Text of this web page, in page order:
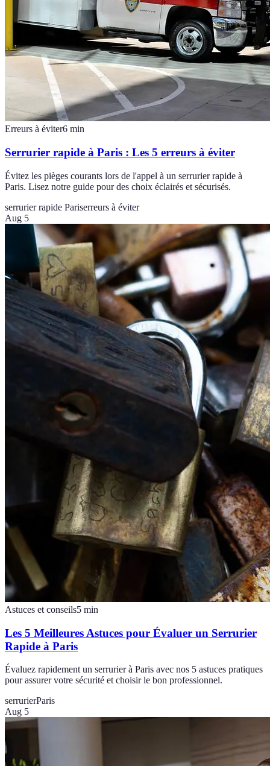
Erreurs à éviter6 min
Serrurier rapide à Paris : Les 5 erreurs à éviter
Évitez les pièges courants lors de l'appel à un serrurier rapide à
Paris. Lisez notre guide pour des choix éclairés et sécurisés.
serrurier rapide Pariserreurs à éviter
Aug 5
Astuces et conseils5 min
Les 5 Meilleures Astuces pour Évaluer un Serrurier
Rapide à Paris
Évaluez rapidement un serrurier à Paris avec nos 5 astuces pratiques
pour assurer votre sécurité et choisir le bon professionnel.
serrurierParis
Aug 5